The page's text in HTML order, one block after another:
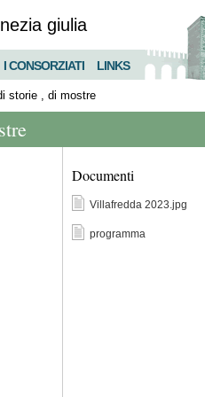
giulia
I CONSORZIATI LINKS
storie , di mostre
Documenti
Villafredda 2023.jpg
programma